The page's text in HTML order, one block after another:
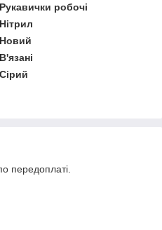
Рукавички робочі
Нітрил
Новий
В'язані
Сірий
передоплаті.